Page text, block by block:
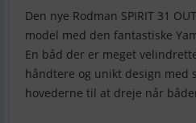
Den nye Rodman SPIRIT 31
model med den fantastiske
En båd der er meget
håndtere og unikt design med
hovederne til at dreje når